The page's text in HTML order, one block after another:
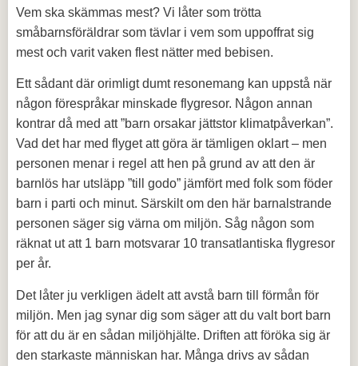
Vem ska skämmas mest? Vi låter som trötta
småbarnsföräldrar som tävlar i vem som uppoffrat sig
mest och varit vaken flest nätter med bebisen.
Ett sådant där orimligt dumt resonemang kan uppstå när
någon förespråkar minskade flygresor. Någon annan
kontrar då med att ”barn orsakar jättstor klimatpåverkan”.
Vad det har med flyget att göra är tämligen oklart – men
personen menar i regel att hen på grund av att den är
barnlös har utsläpp ”till godo” jämfört med folk som föder
barn i parti och minut. Särskilt om den här barnalstrande
personen säger sig värna om miljön. Såg någon som
räknat ut att 1 barn motsvarar 10 transatlantiska flygresor
per år.
Det låter ju verkligen ädelt att avstå barn till förmån för
miljön. Men jag synar dig som säger att du valt bort barn
för att du är en sådan miljöhjälte. Driften att föröka sig är
den starkaste människan har. Många drivs av sådan